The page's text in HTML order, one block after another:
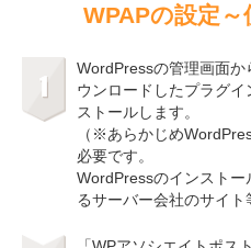
WPAPの設定
WordPressの管理画面
ウンロードしたプラグ
ストールします。
（※あらかじめ
必要です。
WordPressのインスト
るサーバー会社のサイト